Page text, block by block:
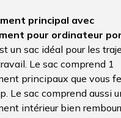
principal avec
pour ordinateur
un sac idéal pour les
Le sac comprend 1
principaux que vous
Le sac comprend aussi
intérieur bien